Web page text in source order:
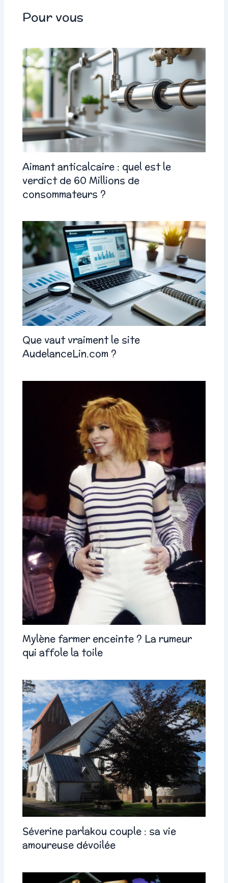
Pour vous
Aimant anticalcaire : quel est le
verdict de 60 Millions de
consommateurs ?
Que vaut vraiment le site
AudelanceLin.com ?
Mylène farmer enceinte ? La rumeur
qui affole la toile
Séverine parlakou couple : sa vie
amoureuse dévoilée